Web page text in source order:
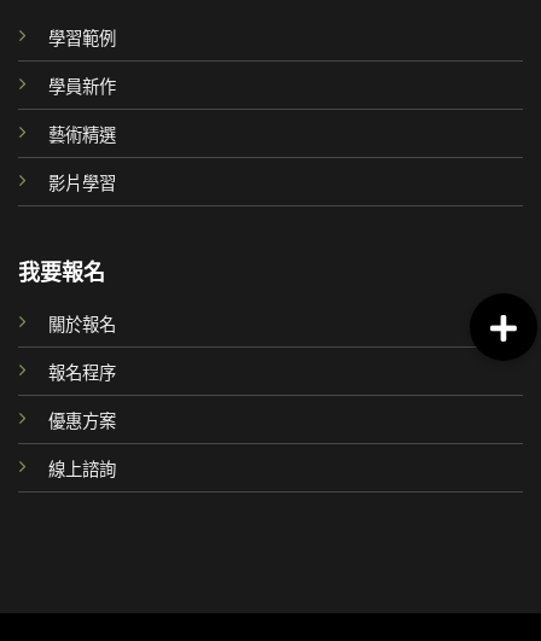
學習範例
學員新作
藝術精選
影片學習
我要報名
關於報名
報名程序
優惠方案
線上諮詢